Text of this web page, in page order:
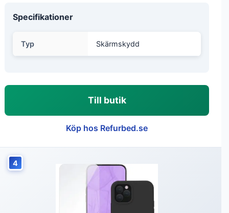
Specifikationer
Typ Skärmskydd
Till butik
Köp hos Refurbed.se
4